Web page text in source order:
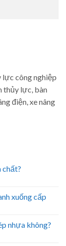
lực công nghiệp
thủy lực, bàn
điện, xe nâng
chất?
xuống cấp
nhựa không?